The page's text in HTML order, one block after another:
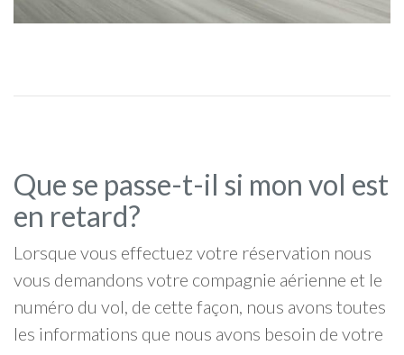
Que se passe-t-il si mon vol est
en retard?
Lorsque vous effectuez votre réservation nous
vous demandons votre compagnie aérienne et le
numéro du vol, de cette façon, nous avons toutes
les informations que nous avons besoin de votre